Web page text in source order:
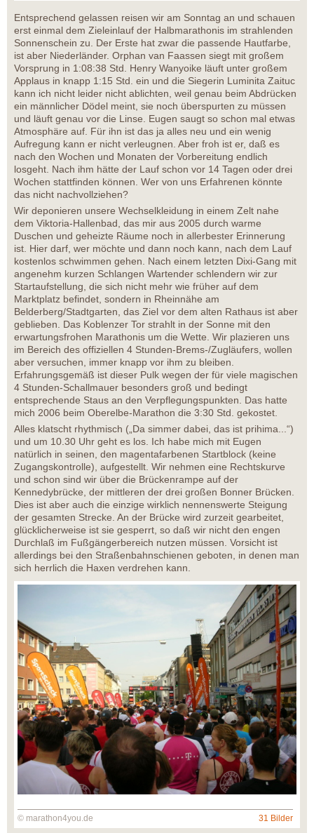
Entsprechend gelassen reisen wir am Sonntag an und schauen
erst einmal dem Zieleinlauf der Halbmarathonis im strahlenden
Sonnenschein zu. Der Erste hat zwar die passende Hautfarbe,
ist aber Niederländer. Orphan van Faassen siegt mit großem
Vorsprung in 1:08:38 Std. Henry Wanyoike läuft unter großem
Applaus in knapp 1:15 Std. ein und die Siegerin Luminita Zaituc
kann ich nicht leider nicht ablichten, weil genau beim Abdrücken
ein männlicher Dödel meint, sie noch überspurten zu müssen
und läuft genau vor die Linse. Eugen saugt so schon mal etwas
Atmosphäre auf. Für ihn ist das ja alles neu und ein wenig
Aufregung kann er nicht verleugnen. Aber froh ist er, daß es
nach den Wochen und Monaten der Vorbereitung endlich
losgeht. Nach ihm hätte der Lauf schon vor 14 Tagen oder drei
Wochen stattfinden können. Wer von uns Erfahrenen könnte
das nicht nachvollziehen?
Wir deponieren unsere Wechselkleidung in einem Zelt nahe
dem Viktoria-Hallenbad, das mir aus 2005 durch warme
Duschen und geheizte Räume noch in allerbester Erinnerung
ist. Hier darf, wer möchte und dann noch kann, nach dem Lauf
kostenlos schwimmen gehen. Nach einem letzten Dixi-Gang mit
angenehm kurzen Schlangen Wartender schlendern wir zur
Startaufstellung, die sich nicht mehr wie früher auf dem
Marktplatz befindet, sondern in Rheinnähe am
Belderberg/Stadtgarten, das Ziel vor dem alten Rathaus ist aber
geblieben. Das Koblenzer Tor strahlt in der Sonne mit den
erwartungsfrohen Marathonis um die Wette. Wir plazieren uns
im Bereich des offiziellen 4 Stunden-Brems-/Zugläufers, wollen
aber versuchen, immer knapp vor ihm zu bleiben.
Erfahrungsgemäß ist dieser Pulk wegen der für viele magischen
4 Stunden-Schallmauer besonders groß und bedingt
entsprechende Staus an den Verpflegungspunkten. Das hatte
mich 2006 beim Oberelbe-Marathon die 3:30 Std. gekostet.
Alles klatscht rhythmisch („Da simmer dabei, das ist prihima...“)
und um 10.30 Uhr geht es los. Ich habe mich mit Eugen
natürlich in seinen, den magentafarbenen Startblock (keine
Zugangskontrolle), aufgestellt. Wir nehmen eine Rechtskurve
und schon sind wir über die Brückenrampe auf der
Kennedybrücke, der mittleren der drei großen Bonner Brücken.
Dies ist aber auch die einzige wirklich nennenswerte Steigung
der gesamten Strecke. An der Brücke wird zurzeit gearbeitet,
glücklicherweise ist sie gesperrt, so daß wir nicht den engen
Durchlaß im Fußgängerbereich nutzen müssen. Vorsicht ist
allerdings bei den Straßenbahnschienen geboten, in denen man
sich herrlich die Haxen verdrehen kann.
© marathon4you.de 31 Bilder